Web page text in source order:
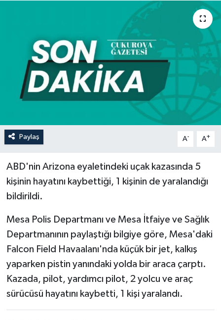
Paylaş A- A+
ABD'nin Arizona eyaletindeki uçak kazasında 5
kişinin hayatını kaybettiği, 1 kişinin de yaralandığı
bildirildi.
Mesa Polis Departmanı ve Mesa İtfaiye ve Sağlık
Departmanının paylaştığı bilgiye göre, Mesa'daki
Falcon Field Havaalanı'nda küçük bir jet, kalkış
yaparken pistin yanındaki yolda bir araca çarptı.
Kazada, pilot, yardımcı pilot, 2 yolcu ve araç
sürücüsü hayatını kaybetti, 1 kişi yaralandı.